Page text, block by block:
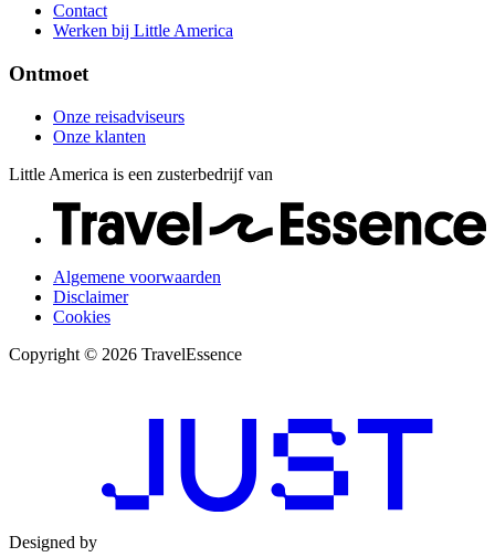
Contact
Werken bij Little America
Ontmoet
Onze reisadviseurs
Onze klanten
Little America is een zusterbedrijf van
Algemene voorwaarden
Disclaimer
Cookies
Copyright © 2026 TravelEssence
Designed by